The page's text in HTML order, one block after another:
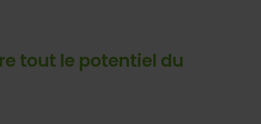
tout le potentiel du